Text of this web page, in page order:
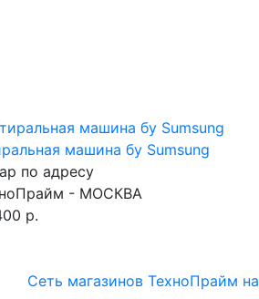
машина бу Sumsung
по адресу
- МОСКВА
р.